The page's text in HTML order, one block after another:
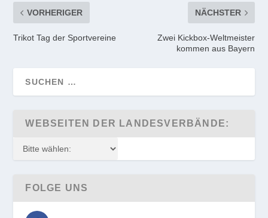
VORHERIGER
Trikot Tag der Sportvereine
NÄCHSTER
Zwei Kickbox-Weltmeister
kommen aus Bayern
WEBSEITEN DER LANDESVERBÄNDE:
FOLGE UNS